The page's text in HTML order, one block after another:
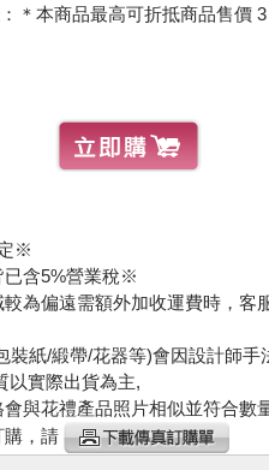
＊本商品最高可折抵商品售價
※
含5%營業稅※
為偏遠需額外加收運費時，客
裝紙/緞帶/花器等)會因設計師手
以實際出貨為主,
與花禮產品照片相似並符合數
，請